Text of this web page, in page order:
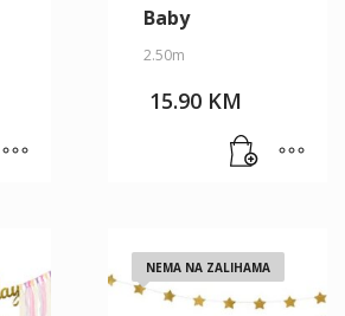
Baby
2.50m
15.90 KM
NEMA NA ZALIHAMA